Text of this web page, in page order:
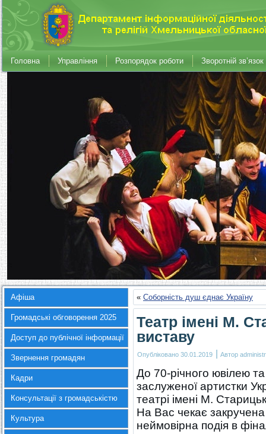
Головна Управління Розпорядок роботи Зворотній зв’язок
Афіша
Громадські обговорення 2025
Доступ до публічної інформації
Звернення громадян
Кадри
Консультації з громадськістю
Культура
« Соборність душ єднає Україну
Театр імені М.
виставу
Опубліковано 30.01.2019 | Автор
До 70-річного ювілею та
заслуженої артистки
театрі імені М.
На Вас чекає закручена
неймовірна подія в